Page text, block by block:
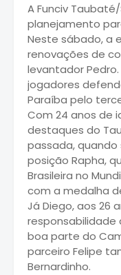
A Funciv
planejamento
Neste sábado, a
renovações de
levantador
jogadores
Paraíba pelo
Com 24 anos de
destaques do
passada,
posição Rapha,
Brasileira no
com a medalha
Já Diego, aos 26
responsabilidade
boa parte do
parceiro Felipe
Bernardinho.